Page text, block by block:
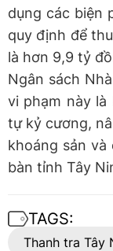
dụng các biện
quy định để
là hơn 9,9 tỷ
Ngân sách
vi phạm này
tự kỷ cương,
khoáng sản
bàn tỉnh Tây
TAGS:
Thanh tra Tây